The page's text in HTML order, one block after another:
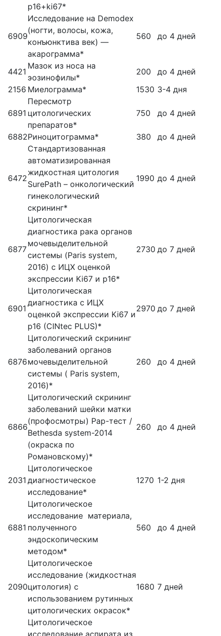
p16+ki67*
6909
Исследование на Demodex
(ногти, волосы, кожа,
конъюнктива век) —
акарограмма*
560 до 4 дней
4421
Мазок из носа на
эозинофилы*
200
до 4 дней
2156 Миелограмма* 1530 3-4 дня
6891
Пересмотр
цитологических
препаратов*
750 до 4 дней
6882Риноцитограмма* 380 до 4 дней
6472
Стандартизованная
автоматизированная
жидкостная цитология
SurePath – онкологический
гинекологический
скрининг*
1990 до 4 дней
6877
Цитологическая
диагностика рака органов
мочевыделительной
системы (Paris system,
2016) с ИЦХ оценкой
экспрессии Ki67 и p16*
2730 до 7 дней
6901
Цитологическая
диагностика с ИЦХ
оценкой экспрессии Ki67 и
p16 (CINtec PLUS)*
2970 до 7 дней
6876
Цитологический скрининг
заболеваний органов
мочевыделительной
системы ( Paris system,
2016)*
260 до 4 дней
6866
Цитологический скрининг
заболеваний шейки матки
(профосмотры) Pap-тест /
Bethesda system-2014
(окраска по
Романовскому)*
260 до 4 дней
2031
Цитологическое
диагностическое
исследование*
1270 1-2 дня
6881
Цитологическое
исследование материала,
полученного
эндоскопическим
методом*
560 до 4 дней
2090
Цитологическое
исследование (жидкостная
цитология) с
использованием рутинных
цитологических окрасок*
1680 7 дней
Цитологическое
исследование аспирата из